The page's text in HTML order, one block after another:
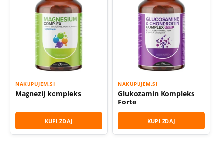
NAKUPUJEM.SI
Magnezij kompleks
KUPI ZDAJ
NAKUPUJEM.SI
Glukozamin Kompleks
Forte
KUPI ZDAJ